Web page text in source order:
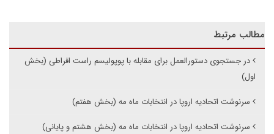
مطالب مرتبط
در جستجوی دستورالعمل برای مقابله با پوپولیسم راست افراطی (بخش
اول)
سرنوشت اتحادیه اروپا در انتخابات ماه مه (بخش هفتم)
سرنوشت اتحادیه اروپا در انتخابات ماه مه (بخش هشتم و پایانی)